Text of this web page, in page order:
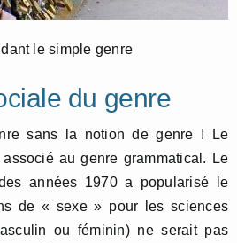
le simple genre
du genre
sans la notion de genre ! Le
au genre grammatical. Le
années 1970 a popularisé le
de « sexe » pour les sciences
ou féminin) ne serait pas